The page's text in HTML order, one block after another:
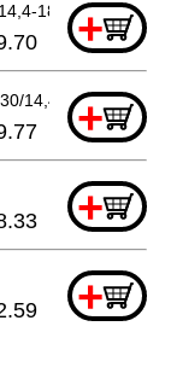
18V 1h+
14,4-18V 1h
+
+
+